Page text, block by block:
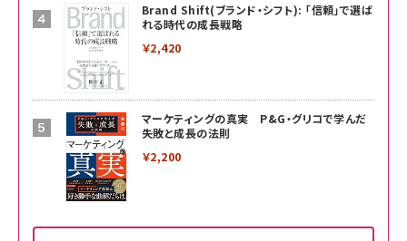
Brand Shift(ブランド・シフト): 「信頼」で選ば
れる時代の成長戦略
￥2,420
マーケティングの真実 P&G・グリコで学んだ
失敗と成長の法則
￥2,200